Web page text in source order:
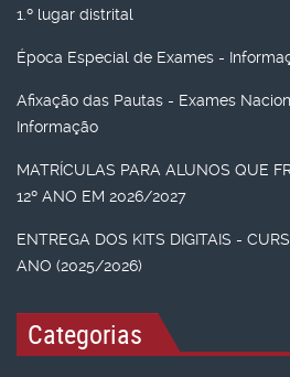
1.º lugar distrital
Época Especial de Exames -
Afixação das Pautas - Exames
Informação
MATRÍCULAS PARA ALUNOS QUE
12º ANO EM 2026/2027
ENTREGA DOS KITS DIGITAIS -
ANO (2025/2026)
Categorias